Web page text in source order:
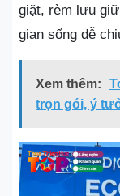
giặt, rèm lưu
gian sống dễ
Xem thêm:
trọn gói, ý